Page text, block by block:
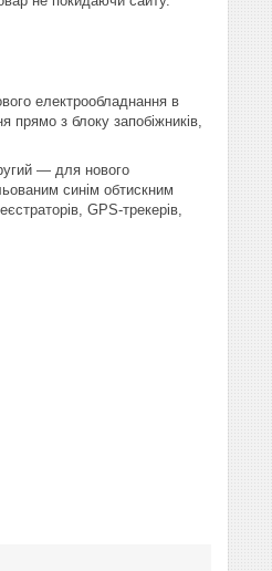
електрообладнання в
прямо з блоку запобіжників,
— для нового
синім обтискним
GPS-трекерів,